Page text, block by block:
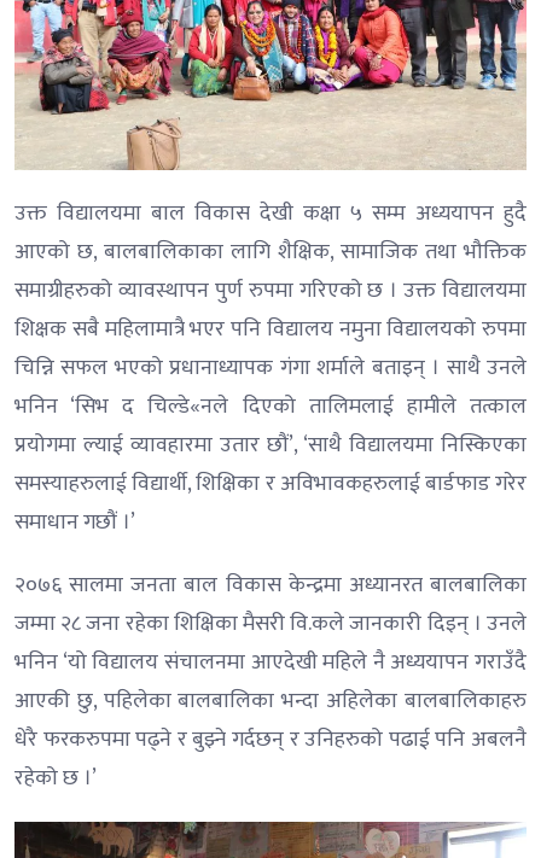
उक्त विद्यालयमा बाल विकास देखी कक्षा ५ सम्म अध्ययापन हुदै
आएको छ, बालबालिकाका लागि शैक्षिक, सामाजिक तथा भौक्तिक
समाग्रीहरुको व्यावस्थापन पुर्ण रुपमा गरिएको छ । उक्त विद्यालयमा
शिक्षक सबै महिलामात्रै भएर पनि विद्यालय नमुना विद्यालयको रुपमा
चिन्नि सफल भएको प्रधानाध्यापक गंगा शर्माले बताइन् । साथै उनले
भनिन ‘सिभ द चिल्डे«नले दिएको तालिमलाई हामीले तत्काल
प्रयोगमा ल्याई व्यावहारमा उतार छौं’, ‘साथै विद्यालयमा निस्किएका
समस्याहरुलाई विद्यार्थी, शिक्षिका र अविभावकहरुलाई बार्डफाड गरेर
समाधान गछौं ।’
२०७६ सालमा जनता बाल विकास केन्द्रमा अध्यानरत बालबालिका
जम्मा २८ जना रहेका शिक्षिका मैसरी वि.कले जानकारी दिइन् । उनले
भनिन ‘यो विद्यालय संचालनमा आएदेखी महिले नै अध्ययापन गराउँदै
आएकी छु, पहिलेका बालबालिका भन्दा अहिलेका बालबालिकाहरु
धेरै फरकरुपमा पढ्ने र बुझ्ने गर्दछन् र उनिहरुको पढाई पनि अबलनै
रहेको छ ।’